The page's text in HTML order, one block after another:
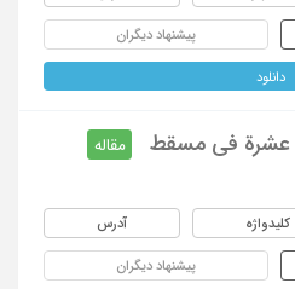
پیشنهاد دیگران
دانلود
عشرة فی مسقط
مقاله
کلیدواژه آدرس
پیشنهاد دیگران